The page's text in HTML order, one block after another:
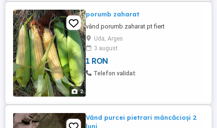
2
porumb zaharat
vând porumb zaharat pt fiert
Uda, Arges
3 august
1 RON
Telefon validat
Vând purcei pietrari mâncăcioși 2
luni